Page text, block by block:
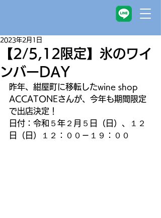
【2/5,12限定】氷のワイ
ンバーDAY
2023年2月1日
昨年、紺屋町に移転したwine shop
ACCATONEさんが、今年も期間限定
で出店決定！
日付：令和５年２月５日（日）、１２
日（日）１２：００－１９：００